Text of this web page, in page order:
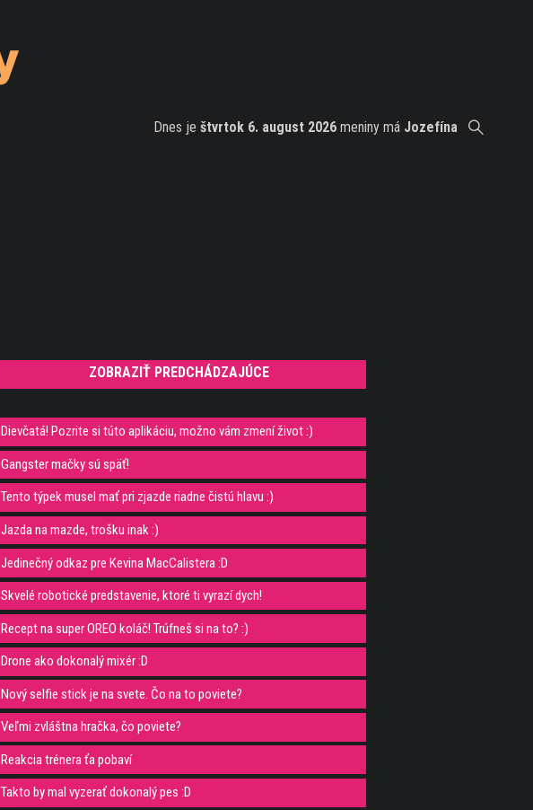
Dnes je štvrtok 6. august 2026 meniny má Jozefína
ZOBRAZIŤ PREDCHÁDZAJÚCE
Dievčatá! Pozrite si túto aplikáciu, možno vám zmení život :)
Gangster mačky sú späť!
Tento týpek musel mať pri zjazde riadne čistú hlavu :)
Jazda na mazde, trošku inak :)
Jedinečný odkaz pre Kevina MacCalistera :D
Skvelé robotické predstavenie, ktoré ti vyrazí dych!
Recept na super OREO koláč! Trúfneš si na to? :)
Drone ako dokonalý mixér :D
Nový selfie stick je na svete. Čo na to poviete?
Veľmi zvláštna hračka, čo poviete?
Reakcia trénera ťa pobaví
Takto by mal vyzerať dokonalý pes :D